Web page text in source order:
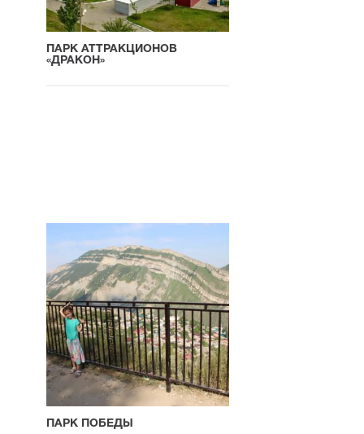
ПАРК АТТРАКЦИОНОВ
«ДРАКОН»
ПАРК ПОБЕДЫ